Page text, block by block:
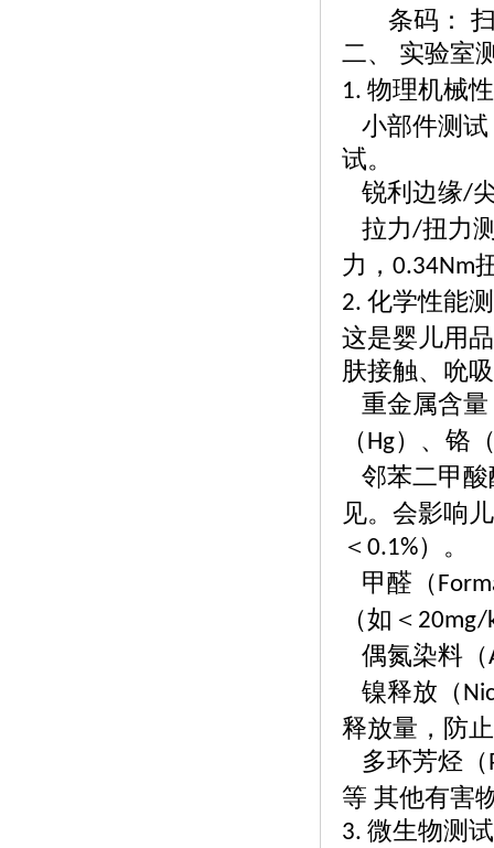
条码：
二、
实验室
1. 物理机械
小部件测试
试。
锐利边缘/
拉力/扭力
力， 0.34Nm
2. 化学性能
这是婴儿用
肤接触、吮
重金属含量
（Hg）、铬
邻苯二甲
见。会影响
＜ 0.1%）。
甲醛（
（如＜ 20mg/
偶氮染料（
镍释放（
释放量，防
多环芳烃（
等 其他有害
3. 微生物测